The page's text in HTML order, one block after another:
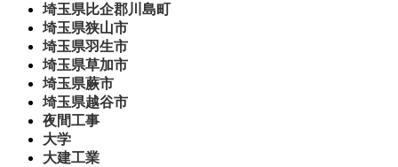
埼玉県比企郡川島町
埼玉県狭山市
埼玉県羽生市
埼玉県草加市
埼玉県蕨市
埼玉県越谷市
夜間工事
大学
大建工業